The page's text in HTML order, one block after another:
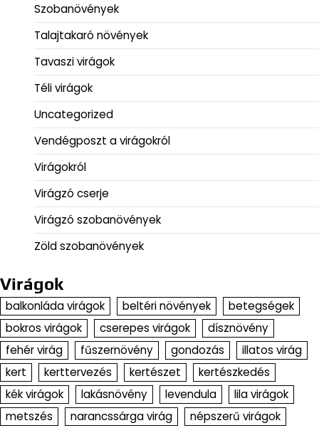
Szobanövények
Talajtakaró növények
Tavaszi virágok
Téli virágok
Uncategorized
Vendégposzt a virágokról
Virágokról
Virágzó cserje
Virágzó szobanövények
Zöld szobanövények
Virágok
balkonláda virágok beltéri növények
betegségek
bokros virágok
cserepes virágok
dísznövény
fehér virág
fűszernövény gondozás
illatos virág
kert
kerttervezés kertészet
kertészkedés
kék virágok
lakásnövény levendula
lila virágok
metszés
narancssárga virág népszerű virágok